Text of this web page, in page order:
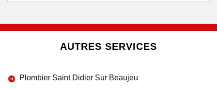
AUTRES SERVICES
Plombier Saint Didier Sur Beaujeu